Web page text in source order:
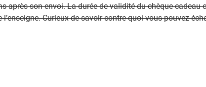
après son envoi. La durée de validité du chèque-
Curieux de savoir contre quoi vous pouvez